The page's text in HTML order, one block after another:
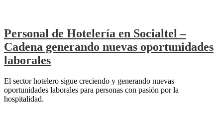
Personal de Hotelería en Socialtel –
Cadena generando nuevas oportunidades
laborales
El sector hotelero sigue creciendo y generando nuevas
oportunidades laborales para personas con pasión por la
hospitalidad.